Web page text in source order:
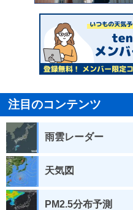
注目のコンテンツ
雨雲レーダー
天気図
PM2.5分布予測